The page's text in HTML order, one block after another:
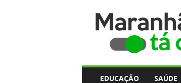
EDUCAÇÃO SAÚDE